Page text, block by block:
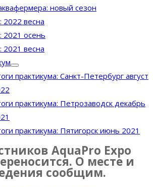
новый сезон
2022 весна
2021 осень
2021 весна
практикума: Санкт-Петербург август
практикума: Петрозаводск декабрь
практикума: Пятигорск июнь 2021
AquaPro Expo
О месте и
сообщим.